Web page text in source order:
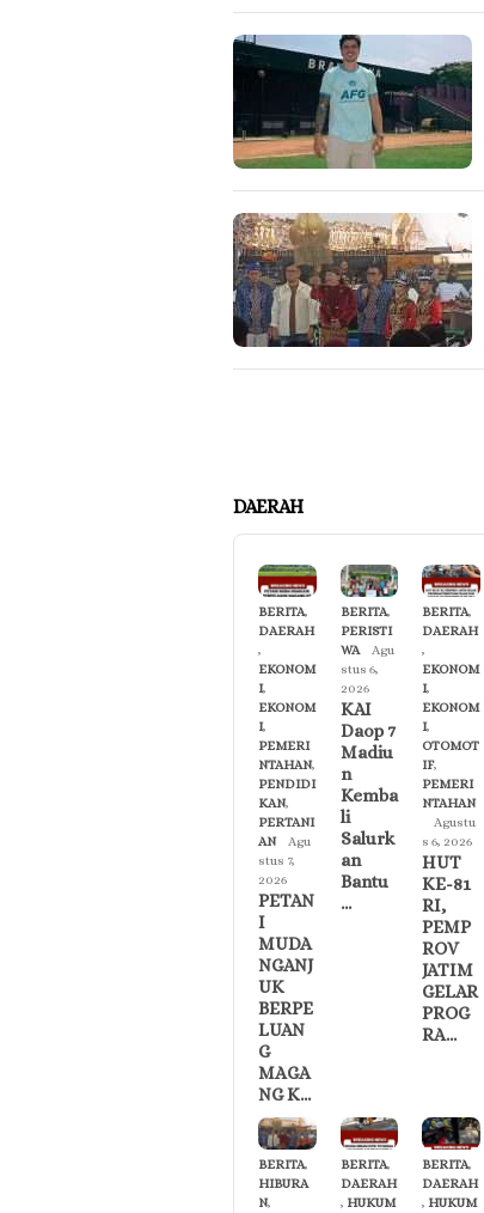
DAERAH
BERITA,
DAERAH
,
EKONOM
I,
EKONOM
I,
PEMERI
NTAHAN,
PENDIDI
KAN,
PERTANI
AN
Agu
stus 7,
2026
PETAN
I
MUDA
NGANJ
UK
BERPE
LUAN
G
MAGA
NG K…
BERITA,
PERISTI
WA
Agu
stus 6,
2026
KAI
Daop 7
Madiu
n
Kemba
li
Salurk
an
Bantu
…
BERITA,
DAERAH
,
EKONOM
I,
EKONOM
I,
OTOMOT
IF,
PEMERI
NTAHAN
Agustu
s 6, 2026
HUT
KE-81
RI,
PEMP
ROV
JATIM
GELAR
PROG
RA…
BERITA,
HIBURA
N,
BERITA,
DAERAH
, HUKUM
BERITA,
DAERAH
, HUKUM